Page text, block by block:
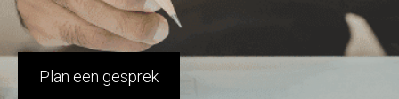
Plan een gesprek